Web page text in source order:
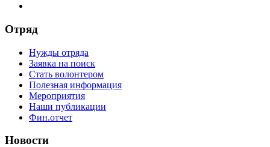
Отряд
Нужды отряда
Заявка на поиск
Стать волонтером
Полезная информация
Мероприятия
Наши публикации
Фин.отчет
Новости